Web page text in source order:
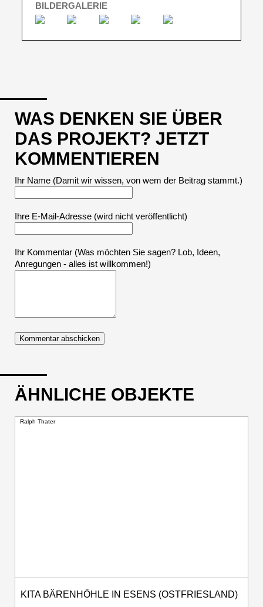
BILDERGALERIE
WAS DENKEN SIE ÜBER
DAS PROJEKT? JETZT
KOMMENTIEREN
Ihr Name (Damit wir wissen, von wem der Beitrag stammt.)
Ihre E-Mail-Adresse (wird nicht veröffentlicht)
Ihr Kommentar (Was möchten Sie sagen? Lob, Ideen,
Anregungen - alles ist willkommen!)
ÄHNLICHE OBJEKTE
Ralph Thater
KITA BÄRENHÖHLE IN ESENS (OSTFRIESLAND)